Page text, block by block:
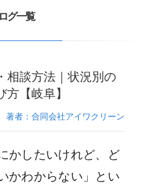
グ一覧
相談方法｜状況別の
【岐阜】
著者：合同会社アイワクリーン
かしたいけれど、ど
かわからない」とい